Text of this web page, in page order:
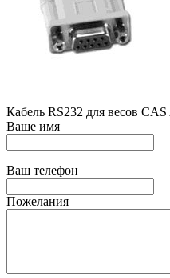
Кабель RS232 для весов
Ваше имя
Ваш телефон
Пожелания